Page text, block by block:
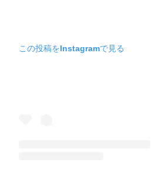
この投稿をInstagramで見る